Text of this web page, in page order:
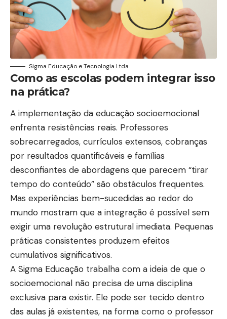
Sigma Educação e Tecnologia Ltda
Como as escolas podem integrar isso
na prática?
A implementação da educação socioemocional
enfrenta resistências reais. Professores
sobrecarregados, currículos extensos, cobranças
por resultados quantificáveis e famílias
desconfiantes de abordagens que parecem “tirar
tempo do conteúdo” são obstáculos frequentes.
Mas experiências bem-sucedidas ao redor do
mundo mostram que a integração é possível sem
exigir uma revolução estrutural imediata. Pequenas
práticas consistentes produzem efeitos
cumulativos significativos.
A Sigma Educação trabalha com a ideia de que o
socioemocional não precisa de uma disciplina
exclusiva para existir. Ele pode ser tecido dentro
das aulas já existentes, na forma como o professor